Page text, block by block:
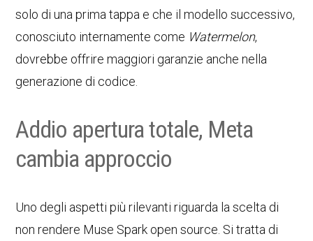
solo di una prima tappa e che il modello successivo,
conosciuto internamente come Watermelon,
dovrebbe offrire maggiori garanzie anche nella
generazione di codice.
Addio apertura totale, Meta
cambia approccio
Uno degli aspetti più rilevanti riguarda la scelta di
non rendere Muse Spark open source. Si tratta di